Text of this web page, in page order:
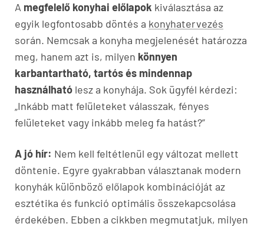
A megfelelő konyhai előlapok kiválasztása az
egyik legfontosabb döntés a konyhatervezés
során. Nemcsak a konyha megjelenését határozza
meg, hanem azt is, milyen könnyen
karbantartható, tartós és mindennap
használható lesz a konyhája. Sok ügyfél kérdezi:
„Inkább matt felületeket válasszak, fényes
felületeket vagy inkább meleg fa hatást?”
A jó hír: Nem kell feltétlenül egy változat mellett
döntenie. Egyre gyakrabban választanak modern
konyhák különböző előlapok kombinációját az
esztétika és funkció optimális összekapcsolása
érdekében. Ebben a cikkben megmutatjuk, milyen